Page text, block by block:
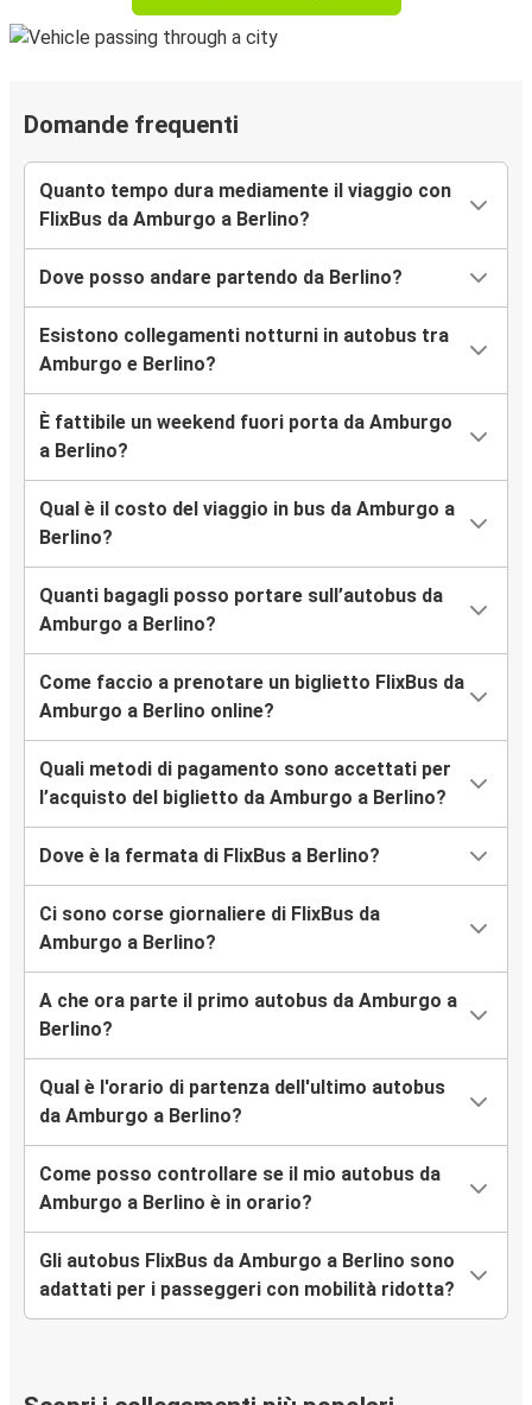
Domande frequenti
Quanto tempo dura mediamente il viaggio con
FlixBus da Amburgo a Berlino?
Dove posso andare partendo da Berlino?
Esistono collegamenti notturni in autobus tra
Amburgo e Berlino?
È fattibile un weekend fuori porta da Amburgo
a Berlino?
Qual è il costo del viaggio in bus da Amburgo a
Berlino?
Quanti bagagli posso portare sull’autobus da
Amburgo a Berlino?
Come faccio a prenotare un biglietto FlixBus da
Amburgo a Berlino online?
Quali metodi di pagamento sono accettati per
l’acquisto del biglietto da Amburgo a Berlino?
Dove è la fermata di FlixBus a Berlino?
Ci sono corse giornaliere di FlixBus da
Amburgo a Berlino?
A che ora parte il primo autobus da Amburgo a
Berlino?
Qual è l'orario di partenza dell'ultimo autobus
da Amburgo a Berlino?
Come posso controllare se il mio autobus da
Amburgo a Berlino è in orario?
Gli autobus FlixBus da Amburgo a Berlino sono
adattati per i passeggeri con mobilità ridotta?